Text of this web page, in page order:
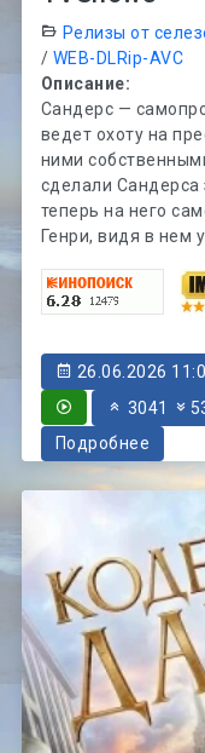
Релизы от
/ WEB-DLRip-AVC
Описание:
Сандерс —
ведет охоту на
ними
сделали Сандерса
теперь на него
Генри, видя в нем
26.06.2026
3041
Подробнее